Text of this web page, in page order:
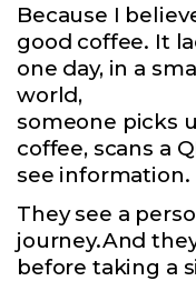
Because I
good coffee. It
one day, in a
world,
someone picks
coffee, scans a
see information.
They see a
journey.And
before taking a